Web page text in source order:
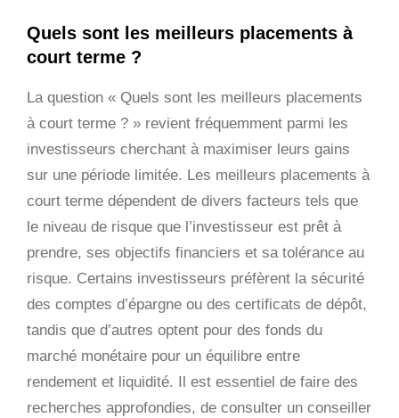
Quels sont les meilleurs placements à
court terme ?
La question « Quels sont les meilleurs placements
à court terme ? » revient fréquemment parmi les
investisseurs cherchant à maximiser leurs gains
sur une période limitée. Les meilleurs placements à
court terme dépendent de divers facteurs tels que
le niveau de risque que l’investisseur est prêt à
prendre, ses objectifs financiers et sa tolérance au
risque. Certains investisseurs préfèrent la sécurité
des comptes d’épargne ou des certificats de dépôt,
tandis que d’autres optent pour des fonds du
marché monétaire pour un équilibre entre
rendement et liquidité. Il est essentiel de faire des
recherches approfondies, de consulter un conseiller